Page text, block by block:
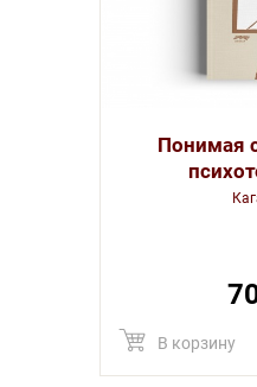
Понимая
В корзину